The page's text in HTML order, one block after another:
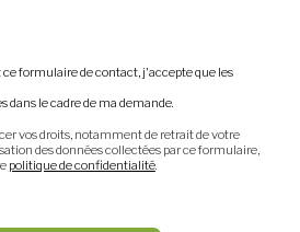
formulaire de contact, j'accepte que les
dans le cadre de ma demande.
vos droits, notamment de retrait de votre
des données collectées par ce formulaire,
politique de confidentialité.